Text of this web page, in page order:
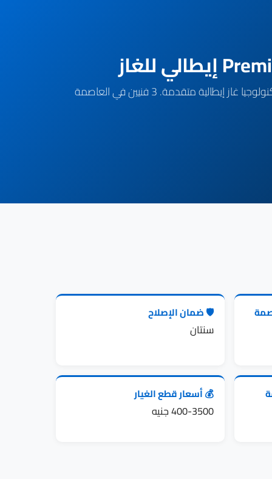
مركزنا في العاصمة الإدارية الجديدة متخصص في صيانة كل موديلات تكنوجاز (Tecnogas Combi, Conventional, Vista). تكنولوجيا غاز إيطالية متقدمة. 3 فنيين في العاصمة
🛡️ ضمان الإصلاح
سنتان
💰 أسعار قطع الغيار
400-3500 جنيه